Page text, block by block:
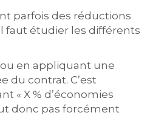
parfois des réductions
faut étudier les différents
en appliquant une
du contrat. C’est
« X % d’économies
donc pas forcément